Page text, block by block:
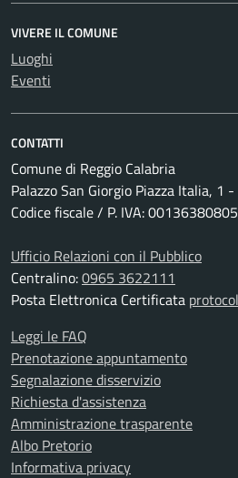
VIVERE IL COMUNE
Luoghi
Eventi
CONTATTI
Comune di Reggio Calabria
Palazzo San Giorgio Piazza Italia, 1
Codice fiscale / P. IVA: 00136380805
Ufficio Relazioni con il Pubblico
Centralino:0965 3622111
Posta Elettronica Certificata
Leggi le FAQ
Prenotazione appuntamento
Segnalazione disservizio
Richiesta d'assistenza
Amministrazione trasparente
Albo Pretorio
Informativa privacy